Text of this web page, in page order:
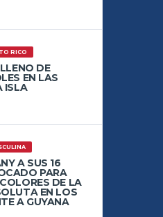
RICO
DE
EN LAS
ISLA
A SUS 16
PARA
DE LA
EN LOS
A GUYANA